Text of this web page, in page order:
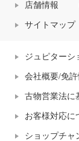
店舗情報
サイトマップ
ジュピターシ
会社概要/免許
古物営業法に
お客様対応に
ショップチャ